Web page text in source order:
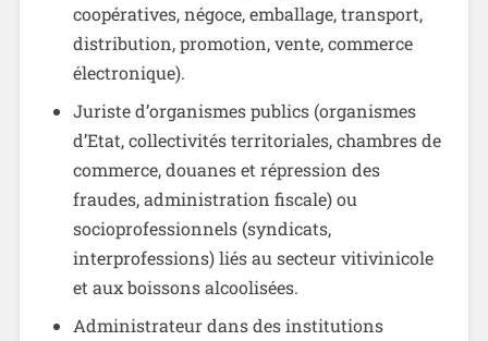
coopératives, négoce, emballage, transport,
distribution, promotion, vente, commerce
électronique).
Juriste d’organismes publics (organismes
d’Etat, collectivités territoriales, chambres de
commerce, douanes et répression des
fraudes, administration fiscale) ou
socioprofessionnels (syndicats,
interprofessions) liés au secteur vitivinicole
et aux boissons alcoolisées.
Administrateur dans des institutions